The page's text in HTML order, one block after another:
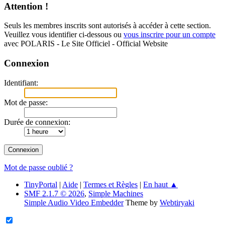
Attention !
Seuls les membres inscrits sont autorisés à accéder à cette section.
Veuillez vous identifier ci-dessous ou vous inscrire pour un compte
avec POLARIS - Le Site Officiel - Official Website
Connexion
Identifiant:
Mot de passe:
Durée de connexion:
Mot de passe oublié ?
TinyPortal | Aide | Termes et Règles | En haut ▲
SMF 2.1.7 © 2026, Simple Machines
Simple Audio Video Embedder Theme by Webtiryaki